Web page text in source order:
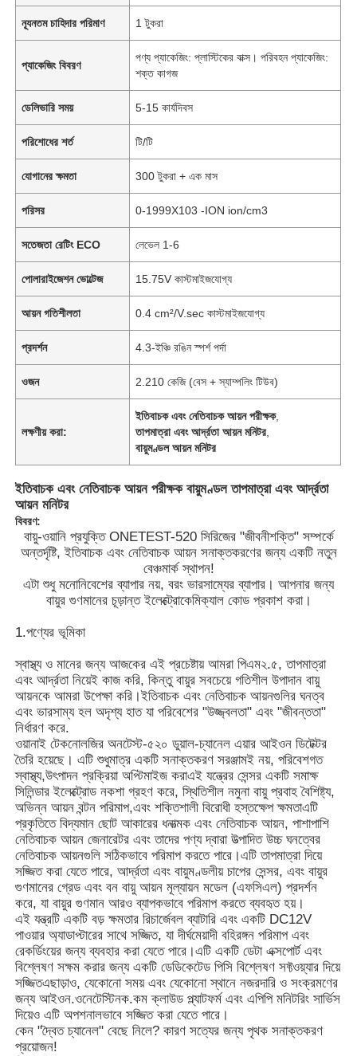
বাড়ি
পণ্য
ভিডিও
ন্যূনতম চাহিদার পরিমাণ 1 টুকরা
প্যাকেজিং বিবরণ
পণ্য প্যাকেজিং: প্লাস্টিকের বাক্স। পরিবহন প্যাকেজিং:
শক্ত কাগজ
ডেলিভারি সময় 5-15 কার্যদিবস
পরিশোধের শর্ত টি/টি
যোগানের ক্ষমতা 300 টুকরা + এক মাস
পরিসর 0-1999X103 -ION ion/cm3
সতেজতা রেটিং ECO লেভেল 1-6
পোলারাইজেশন ভোল্টেজ 15.75V কাস্টমাইজযোগ্য
আয়ন গতিশীলতা 0.4 cm²/V.sec কাস্টমাইজযোগ্য
প্রদর্শন 4.3-ইঞ্চি রঙিন স্পর্শ পর্দা
ওজন 2.210 কেজি (বেস + স্যাম্পলিং টিউব)
লক্ষণীয় করা:
ইতিবাচক এবং নেতিবাচক আয়ন পরীক্ষক,
তাপমাত্রা এবং আর্দ্রতা আয়ন মনিটর,
বায়ুমণ্ডল আয়ন মনিটর
ইতিবাচক এবং নেতিবাচক আয়ন পরীক্ষক বায়ুমণ্ডল তাপমাত্রা এবং আর্দ্রতা
আয়ন মনিটর
বিবরণ:
বায়ু-ওয়ানি প্রযুক্তি ONETEST-520 সিরিজের "জীবনীশক্তি" সম্পর্কে
অন্তর্দৃষ্টি, ইতিবাচক এবং নেতিবাচক আয়ন সনাক্তকরণের জন্য একটি নতুন
বেঞ্চমার্ক স্থাপন!
এটা শুধু মনোনিবেশের ব্যাপার নয়, বরং ভারসাম্যের ব্যাপার। আপনার জন্য
বায়ুর গুণমানের চূড়ান্ত ইলেক্ট্রোকেমিক্যাল কোড প্রকাশ করা।
1.পণ্যের ভূমিকা
স্বাস্থ্য ও মানের জন্য আজকের এই প্রচেষ্টায় আমরা পিএম২.৫, তাপমাত্রা
এবং আর্দ্রতা নিয়েই কাজ করি, কিন্তু বায়ুর সবচেয়ে গতিশীল উপাদান বায়ু
আয়নকে আমরা উপেক্ষা করি।ইতিবাচক এবং নেতিবাচক আয়নগুলির ঘনত্ব
এবং ভারসাম্য হল অদৃশ্য হাত যা পরিবেশের "উজ্জ্বলতা" এবং "জীবন্ততা"
নির্ধারণ করে.
ওয়ানাই টেকনোলজির অনটেস্ট-৫২০ ডুয়াল-চ্যানেল এয়ার আইওন ডিটেক্টর
তৈরি হয়েছে। এটি শুধুমাত্র একটি সনাক্তকরণ সরঞ্জামই নয়, পরিবেশগত
স্বাস্থ্য,উৎপাদন প্রক্রিয়া অপ্টিমাইজ করাএই যন্ত্রের সেন্সর একটি সমাক্ষ
সিলিন্ডার ইলেক্ট্রোড নকশা গ্রহণ করে, স্থিতিশীল নমুনা বায়ু প্রবাহ বৈশিষ্ট্য,
অভিন্ন আয়ন বন্টন পরিমাপ,এবং শক্তিশালী বিরোধী হস্তক্ষেপ ক্ষমতাএটি
প্রকৃতিতে বিদ্যমান ছোট আকারের ধনাত্মক এবং নেতিবাচক আয়ন, পাশাপাশি
নেতিবাচক আয়ন জেনারেটর এবং তাদের পণ্য দ্বারা উত্পাদিত উচ্চ ঘনত্বের
নেতিবাচক আয়নগুলি সঠিকভাবে পরিমাপ করতে পারে।এটি তাপমাত্রা দিয়ে
সজ্জিত করা যেতে পারে, আর্দ্রতা এবং বায়ুমণ্ডলীয় চাপের সেন্সর, এবং বায়ুর
গুণমানের গ্রেড এবং বন বায়ু আয়ন মূল্যায়ন মডেল (এফসিএল) প্রদর্শন
করে, যা বায়ুর গুণমান আরও ব্যাপকভাবে পরিমাপ করতে ব্যবহৃত হয়।
এই যন্ত্রটি একটি বড় ক্ষমতার রিচার্জেবল ব্যাটারি এবং একটি DC12V
পাওয়ার অ্যাডাপ্টারের সাথে সজ্জিত, যা দীর্ঘমেয়াদী বহিরঙ্গন পরিমাপ এবং
রেকর্ডিংয়ের জন্য ব্যবহার করা যেতে পারে।এটি একটি ডেটা এক্সপোর্ট এবং
বিশ্লেষণ সক্ষম করার জন্য একটি ডেডিকেটেড পিসি বিশ্লেষণ সফ্টওয়্যার দিয়ে
সজ্জিতএছাড়াও, যেকোনো সময় এবং যেকোনো স্থানে নজরদারি ও সংক্রমণের
জন্য আইওন.ওনেটেস্টিনক.কম ক্লাউড প্ল্যাটফর্ম এবং এপিপি মনিটরিং সার্ভিস
দিয়েও এটি অপশনালভাবে সজ্জিত করা যেতে পারে।
কেন "দ্বৈত চ্যানেল" বেছে নিলে? কারণ সত্যের জন্য পৃথক সনাক্তকরণ
প্রয়োজন!